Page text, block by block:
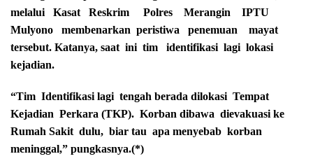
melalui Kasat Reskrim Polres Merangin IPTU
Mulyono membenarkan peristiwa penemuan mayat
tersebut. Katanya, saat ini tim identifikasi lagi lokasi
kejadian.
“Tim Identifikasi lagi tengah berada dilokasi Tempat
Kejadian Perkara (TKP). Korban dibawa dievakuasi ke
Rumah Sakit dulu, biar tau apa menyebab korban
meninggal,” pungkasnya.(*)